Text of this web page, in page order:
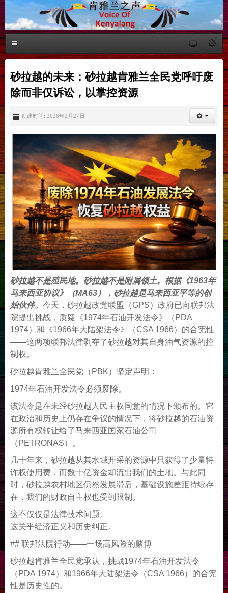
砂拉越的未来：砂拉越肯雅兰全民党呼吁废
除而非仅诉讼，以掌控资源
创建时间: 2026年2月27日
砂拉越不是殖民地。砂拉越不是附属领土。根据《1963年
马来西亚协议》（MA63），砂拉越是马来西亚平等的创
始伙伴。 今天，砂拉越政党联盟（GPS）政府已向联邦法
院提出挑战，质疑《1974年石油开发法令》（PDA
1974）和《1966年大陆架法令》（CSA 1966）的合宪性
——这两项联邦法律剥夺了砂拉越对其自身油气资源的控
制权。
砂拉越肯雅兰全民党（PBK）坚定声明：
1974年石油开发法令必须废除。
该法令是在未经砂拉越人民主权同意的情况下颁布的。它
在政治和历史上仍存在争议的情况下，将砂拉越的石油资
源所有权转让给了马来西亚国家石油公司
（PETRONAS）。
几十年来，砂拉越从其水域开采的资源中只获得了少量特
许权使用费，而数十亿资金却流出我们的土地。与此同
时，砂拉越农村地区仍然发展滞后，基础设施差距持续存
在，我们的财政自主权也受到限制。
这不仅仅是法律技术问题。
这关乎经济正义和历史纠正。
## 联邦法院行动——一场高风险的赌博
砂拉越肯雅兰全民党承认，挑战1974年石油开发法令
（PDA 1974）和1966年大陆架法令（CSA 1966）的合宪
性是历史性的。